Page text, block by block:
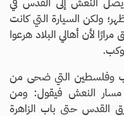
ولكن السيارة التي كانت
لأن أهالي البلاد هرعوا
وفلسطين التي ضحى من
مسار النعش فيقول: ومن
القدس حتى باب الزاهرة